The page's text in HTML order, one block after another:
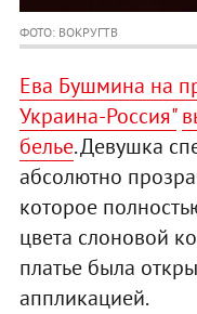
ФОТО: ВОКРУГТВ
Ева Бушмина на
Украина-Россия"
белье. Девушка
абсолютно
которое
цвета слоновой
платье была
аппликацией.